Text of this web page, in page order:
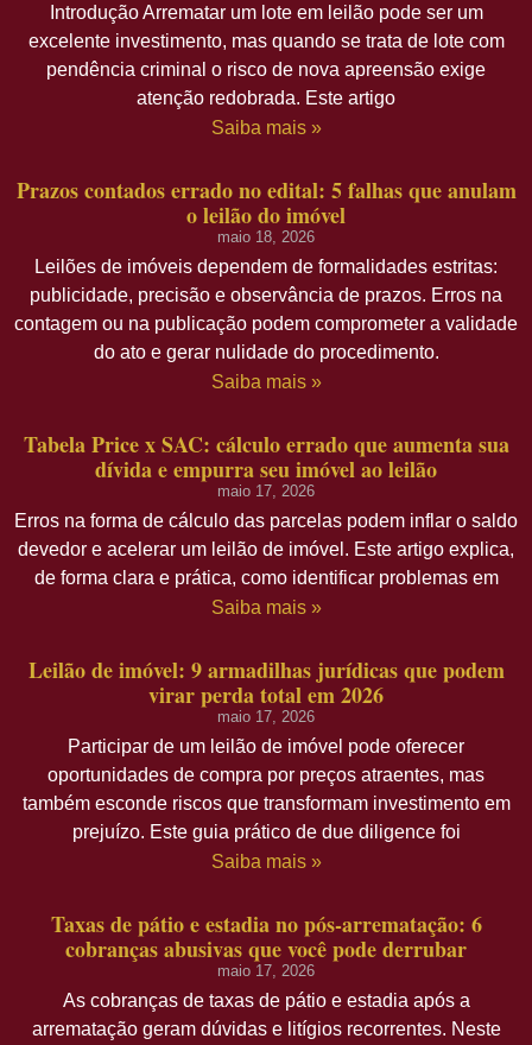
Introdução Arrematar um lote em leilão pode ser um
excelente investimento, mas quando se trata de lote com
pendência criminal o risco de nova apreensão exige
atenção redobrada. Este artigo
Saiba mais »
Prazos contados errado no edital: 5 falhas que anulam
o leilão do imóvel
maio 18, 2026
Leilões de imóveis dependem de formalidades estritas:
publicidade, precisão e observância de prazos. Erros na
contagem ou na publicação podem comprometer a validade
do ato e gerar nulidade do procedimento.
Saiba mais »
Tabela Price x SAC: cálculo errado que aumenta sua
dívida e empurra seu imóvel ao leilão
maio 17, 2026
Erros na forma de cálculo das parcelas podem inflar o saldo
devedor e acelerar um leilão de imóvel. Este artigo explica,
de forma clara e prática, como identificar problemas em
Saiba mais »
Leilão de imóvel: 9 armadilhas jurídicas que podem
virar perda total em 2026
maio 17, 2026
Participar de um leilão de imóvel pode oferecer
oportunidades de compra por preços atraentes, mas
também esconde riscos que transformam investimento em
prejuízo. Este guia prático de due diligence foi
Saiba mais »
Taxas de pátio e estadia no pós-arrematação: 6
cobranças abusivas que você pode derrubar
maio 17, 2026
As cobranças de taxas de pátio e estadia após a
arrematação geram dúvidas e litígios recorrentes. Neste